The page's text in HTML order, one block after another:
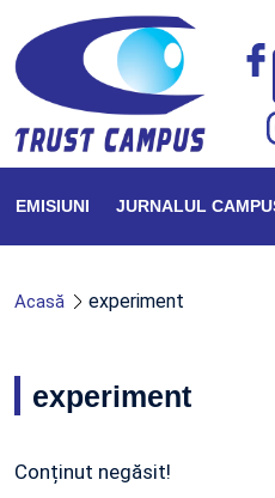
EMISIUNI JURNALUL
Acasă experiment
experiment
Conținut negăsit!